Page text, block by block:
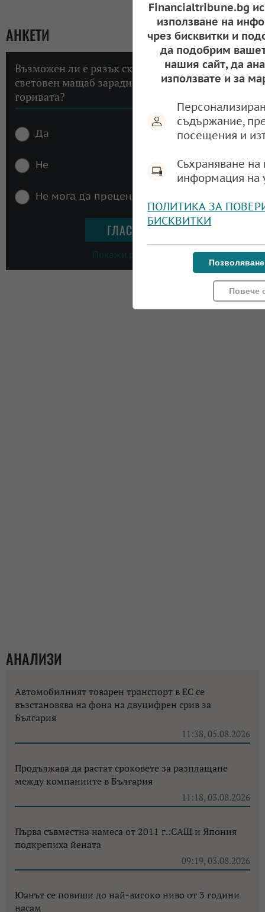
АНКЕТИ
Възможен ли е рязък скок на инфлацията в
световен мащаб заради високите цени на
горивата?
Да
Не
Не мога да преценя
Покажи резултати
АНАЛИЗИ
Автомобилният товарен транспорт в ЕС се
възстановява на фона на двуцифрен срив за
България
11:38, 05.08.2026
Продължава да растат сроковете за разплащане
между компаниите в България
11:18, 03.08.2026
Първа съвместна намеса от 2011 г.:САЩ и Япония
подкрепиха йената
09:19, 03.08.2026
Юанът се повиши до най-високо ниво от 3 години
насам
Financialtribune.bg
използване на
чрез бисквитки и
да подобрим
нашия сайт, да
използвате и за
съдържание,
посещения и
Съхраняване
информация на
ПОЛИТИКА ЗА
БИСКВИТКИ
Повече